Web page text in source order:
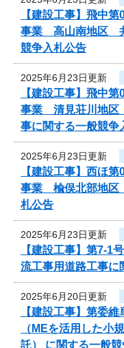
【建設工事】飛中
事業 高山南地区
競争入札公告
2025年6月23日更新
【建設工事】飛中
事業 清見荘川地区
事に関する一般競争
2025年6月23日更新
【建設工事】西ほ
事業 楡俣北部地区
札公告
2025年6月23日更新
【建設工事】第7-
流工事用道路工事に
2025年6月20日更新
【建設工事】第委
（MEを活用した
託） に関する一般